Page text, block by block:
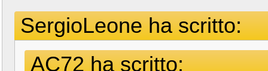
SergioLeone ha scritto:
AC72 ha scritto: